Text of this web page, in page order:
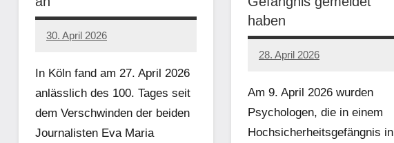
30. April 2026
network
In Köln fand am 27. April 2026
anlässlich des 100. Tages seit
dem Verschwinden der beiden
Journalisten Eva Maria
haben
28. April 2026
network
Am 9. April 2026 wurden
Psychologen, die in einem
Hochsicherheitsgefängnis in